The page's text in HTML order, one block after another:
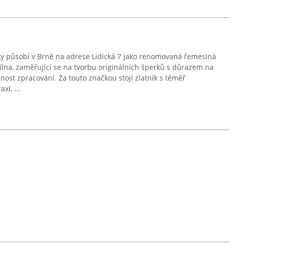
působí v Brně na adrese Lidická 7 jako renomovaná řemeslná
zaměřující se na tvorbu originálních šperků s důrazem na
zpracování. Za touto značkou stojí zlatník s téměř
...